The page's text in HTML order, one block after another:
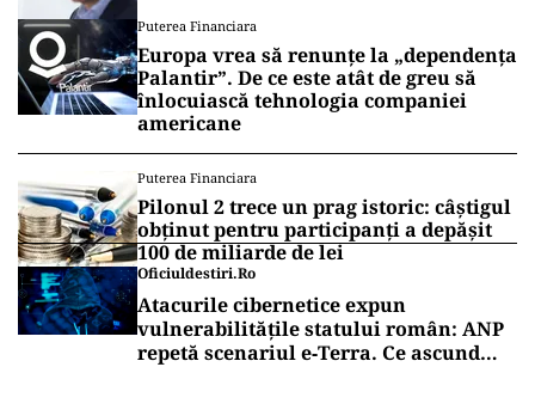
Puterea Financiara
Europa vrea să renunțe la „dependența
Palantir”. De ce este atât de greu să
înlocuiască tehnologia companiei
americane
Puterea Financiara
Pilonul 2 trece un prag istoric: câștigul
obținut pentru participanți a depășit
100 de miliarde de lei
Oficiuldestiri.ro
Atacurile cibernetice expun
vulnerabilitățile statului român: ANP
repetă scenariul e‑Terra. Ce ascund